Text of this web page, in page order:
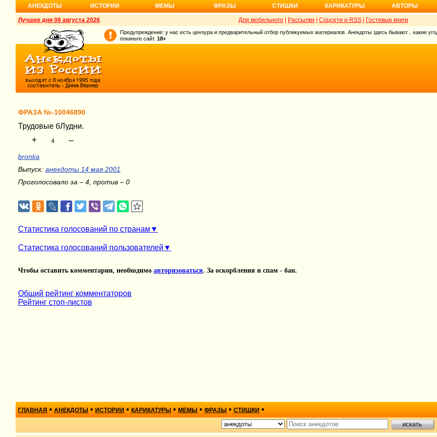
АНЕКДОТЫ ИСТОРИИ МЕМЫ ФРАЗЫ СТИШКИ КАРИКАТУРЫ АВТОРЫ
Лучшее дня 08 августа 2026 Для мобильного Рассылки Соцсети и RSS Гостевые книги
Предупреждение: у нас есть цензура и предварительный отбор публикуемых материалов. Анекдоты здесь бывают... какие
покиньте сайт. 18+
ФРАЗА №-10046890
Трудовые бЛудни.
+ 4 –
bronka
Выпуск: анекдоты 14 мая 2001
Проголосовало за – 4, против – 0
Статистика голосований по странам
Статистика голосований пользователей
Чтобы оставить комментарии, необходимо авторизоваться. За оскорбления и спам - бан.
Общий рейтинг комментаторов
Рейтинг стоп-листов
ГЛАВНАЯ • АНЕКДОТЫ • ИСТОРИИ • КАРИКАТУРЫ • МЕМЫ • ФРАЗЫ • СТИШКИ •